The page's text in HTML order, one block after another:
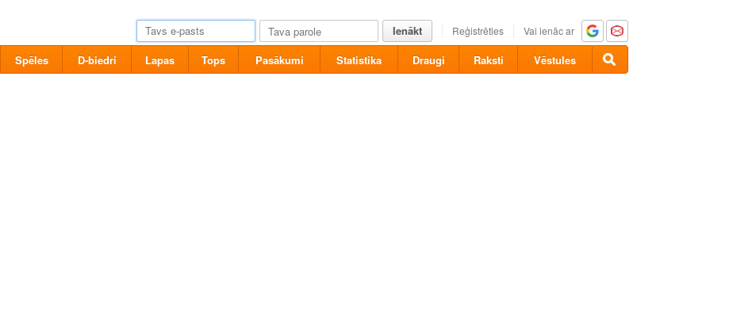
Ienākt Reģistrēties Vai ienāc ar
Spēles D-biedri Lapas Tops Pasākumi Statistika Draugi Raksti Vēstules